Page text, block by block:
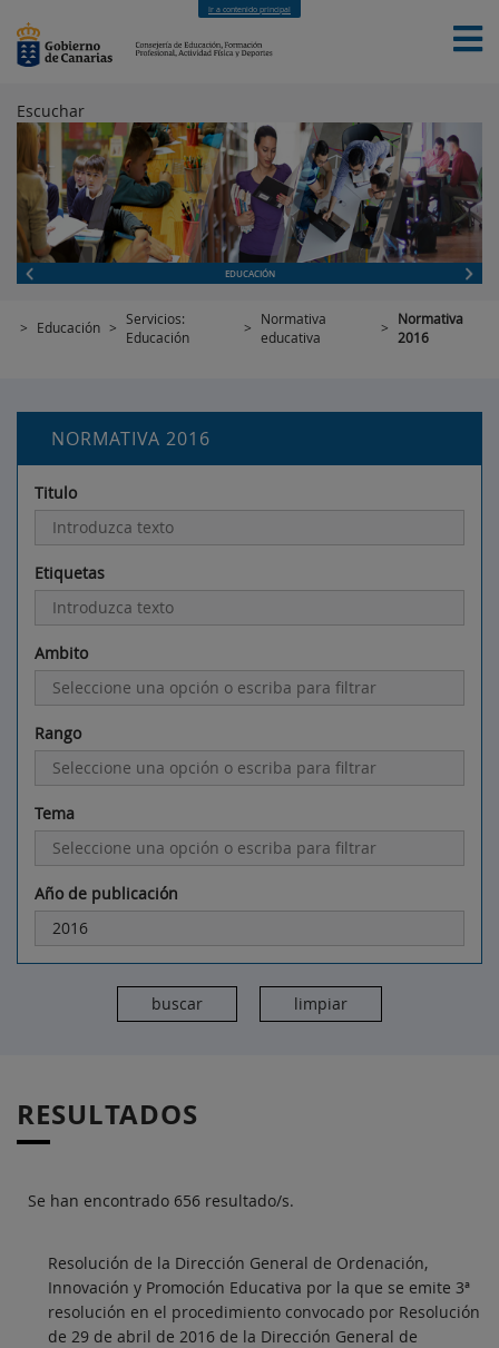
Ir a contenido principal
INICIO EDUCACIÓN
FORMACIÓN PROFESIONAL
CUALIFICACIONES PROFESIONALES
DEPORTES
CONTACTO
[INTRANET]
Escuchar
EDUCACIÓN
> Educación > Servicios:
Educación
>
Normativa
educativa
>
Normativa
2016
NORMATIVA 2016
Titulo
Etiquetas
Ambito
Rango
Tema
Año de publicación
RESULTADOS
Se han encontrado 656 resultado/s.
Resolución de la Dirección General de Ordenación,
Innovación y Promoción Educativa por la que se emite 3ª
resolución en el procedimiento convocado por Resolución
de 29 de abril de 2016 de la Dirección General de